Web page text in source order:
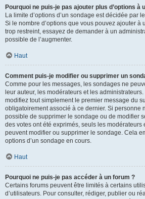
Pourquoi ne puis-je pas ajouter plus d’options à
La limite d’options d’un sondage est décidée par
Si le nombre d’options que vous pouvez ajouter à
trop restreint, essayez de demander à un
possible de l’augmenter.
Haut
Comment puis-je modifier ou supprimer un
Comme pour les messages, les sondages ne
leur auteur, les modérateurs et les
modifiez tout simplement le premier message du
obligatoirement associé à ce dernier. Si personne
possible de supprimer le sondage ou de modifier
des votes ont été exprimés, seuls les modérateurs
peuvent modifier ou supprimer le sondage. Cela
options d’un sondage en cours.
Haut
Pourquoi ne puis-je pas accéder à un forum ?
Certains forums peuvent être limités à certains
d’utilisateurs. Pour consulter, rédiger, publier ou